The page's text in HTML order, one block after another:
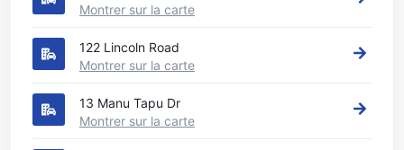
Montrer sur la carte
122 Lincoln Road
Montrer sur la carte
13 Manu Tapu Dr
Montrer sur la carte